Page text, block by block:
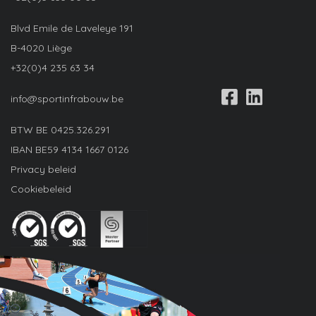
Blvd Emile de Laveleye 191
B-4020 Liège
+32(0)4 235 63 34
info@sportinfrabouw.be
BTW BE 0425.326.291
IBAN BE59 4134 1667 0126
Privacy beleid
Cookiebeleid